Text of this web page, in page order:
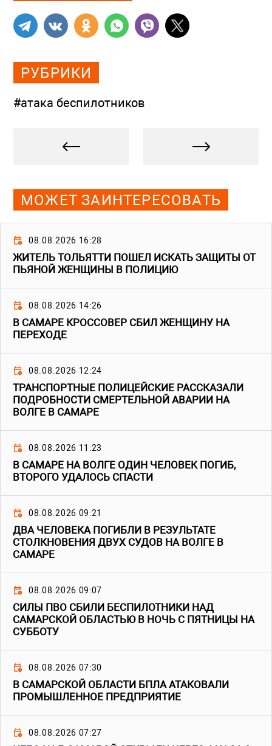
РУБРИКИ
#атака беспилотников
МОЖЕТ ЗАИНТЕРЕСОВАТЬ
08.08.2026 16:28
ЖИТЕЛЬ ТОЛЬЯТТИ ПОШЕЛ ИСКАТЬ ЗАЩИТЫ ОТ
ПЬЯНОЙ ЖЕНЩИНЫ В ПОЛИЦИЮ
08.08.2026 14:26
В САМАРЕ КРОССОВЕР СБИЛ ЖЕНЩИНУ НА
ПЕРЕХОДЕ
08.08.2026 12:24
ТРАНСПОРТНЫЕ ПОЛИЦЕЙСКИЕ РАССКАЗАЛИ
ПОДРОБНОСТИ СМЕРТЕЛЬНОЙ АВАРИИ НА
ВОЛГЕ В САМАРЕ
08.08.2026 11:23
В САМАРЕ НА ВОЛГЕ ОДИН ЧЕЛОВЕК ПОГИБ,
ВТОРОГО УДАЛОСЬ СПАСТИ
08.08.2026 09:21
ДВА ЧЕЛОВЕКА ПОГИБЛИ В РЕЗУЛЬТАТЕ
СТОЛКНОВЕНИЯ ДВУХ СУДОВ НА ВОЛГЕ В
САМАРЕ
08.08.2026 09:07
СИЛЫ ПВО СБИЛИ БЕСПИЛОТНИКИ НАД
САМАРСКОЙ ОБЛАСТЬЮ В НОЧЬ С ПЯТНИЦЫ НА
СУББОТУ
08.08.2026 07:30
В САМАРСКОЙ ОБЛАСТИ БПЛА АТАКОВАЛИ
ПРОМЫШЛЕННОЕ ПРЕДПРИЯТИЕ
08.08.2026 07:27